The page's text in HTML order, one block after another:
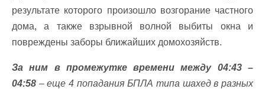
результате которого произошло возгорание частного
дома, а также взрывной волной выбиты окна и
повреждены заборы ближайших домохозяйств.
За ним в промежутке времени между 04:43 –
04:58 – еще 4 попадания БПЛА типа шахед в разных